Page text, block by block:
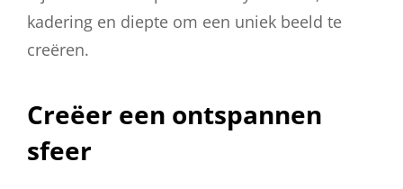
kadering en diepte om een uniek beeld te
creëren.
Creëer een ontspannen
sfeer